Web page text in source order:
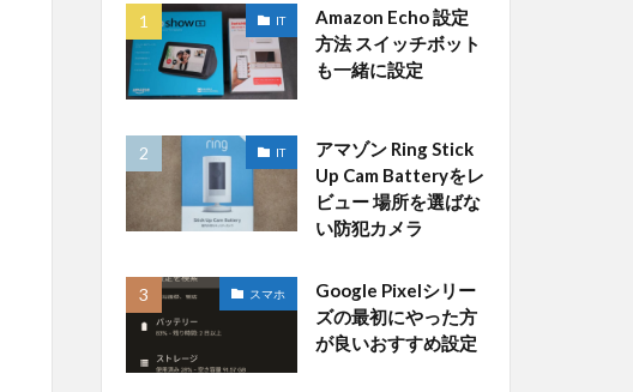
IT
Amazon Echo 設定
方法 スイッチボット
も一緒に設定
IT
アマゾン Ring Stick
Up Cam Batteryをレ
ビュー 場所を選ばな
い防犯カメラ
スマホ
Google Pixelシリー
ズの最初にやった方
が良いおすすめ設定